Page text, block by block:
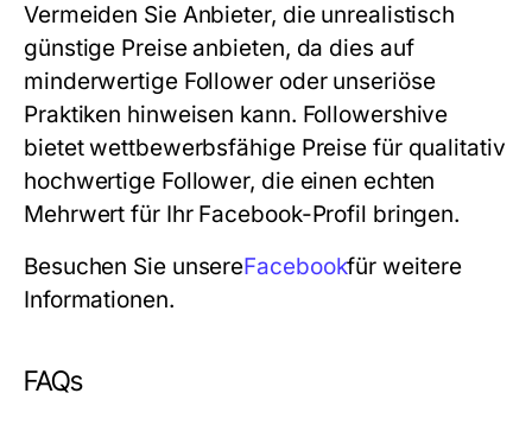
Vermeiden Sie Anbieter, die unrealistisch
günstige Preise anbieten, da dies auf
minderwertige Follower oder unseriöse
Praktiken hinweisen kann. Followershive
bietet wettbewerbsfähige Preise für qualitativ
hochwertige Follower, die einen echten
Mehrwert für Ihr Facebook-Profil bringen.
Besuchen Sie unsereFacebookfür weitere
Informationen.
FAQs